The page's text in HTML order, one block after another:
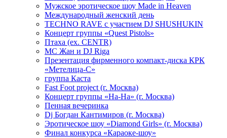
Мужское эротическое шоу Made in Heaven
Международный женский день
TECHNO RAVE с участием DJ SHUSHUKIN
Концерт группы «Quest Pistols»
Птаха (ex. CENTR)
МС Жан и DJ Riga
Презентация фирменного компакт-диска КРК
«Метелица-С»
группа Каста
Fast Foot project (г. Москва)
Концерт группы «На-На» (г. Москва)
Пенная вечеринка
Dj Богдан Кантимиров (г. Москва)
Эротическое шоу «Diamond Girls» (г. Москва)
Финал конкурса «Караоке-шоу»